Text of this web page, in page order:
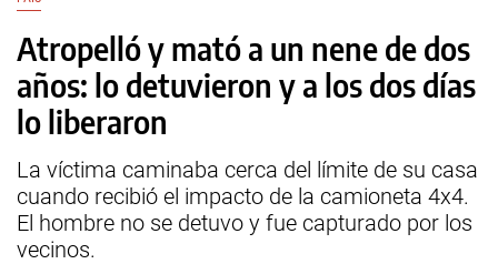
Atropelló y mató a un nene de dos
años: lo detuvieron y a los dos días
lo liberaron
La víctima caminaba cerca del límite de su casa
cuando recibió el impacto de la camioneta 4x4.
El hombre no se detuvo y fue capturado por los
vecinos.